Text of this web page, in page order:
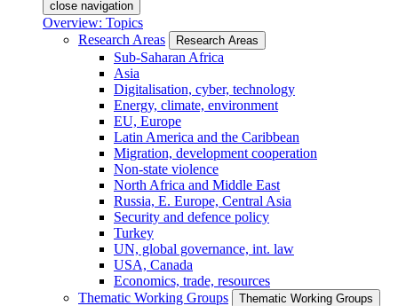
close navigation
Overview: Topics
Research Areas
Research Areas
Sub-Saharan Africa
Asia
Digitalisation, cyber, technology
Energy, climate, environment
EU, Europe
Latin America and the Caribbean
Migration, development cooperation
Non-state violence
North Africa and Middle East
Russia, E. Europe, Central Asia
Security and defence policy
Turkey
UN, global governance, int. law
USA, Canada
Economics, trade, resources
Thematic Working Groups
Thematic Working Groups